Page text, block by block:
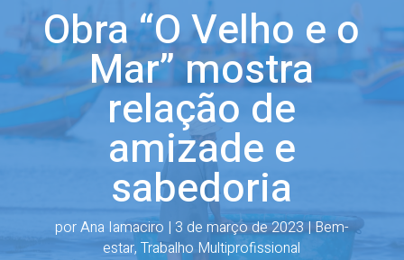
Obra “O Velho e o
Mar” mostra
relação de
amizade e
sabedoria
porAna Iamaciro | 3 de março de 2023|Bem-
estar,Trabalho Multiprofissional